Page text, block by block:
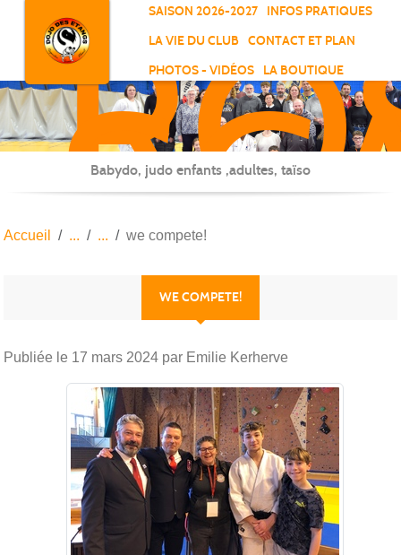
SAISON 2026-2027
INFOS PRATIQUES
LA VIE DU CLUB
CONTACT ET PLAN
PHOTOS - VIDÉOS
LA BOUTIQUE
-
-
Babydo, judo enfants ,adultes, taïso
Accueil we compete!
WE COMPETE!
Publiée le 17 mars 2024 par Emilie Kerherve
Panneau de gestion des cookies